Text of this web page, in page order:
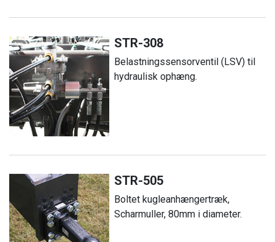
STR-308
Belastningssensorventil (LSV) til
hydraulisk ophæng.
STR-505
Boltet kugleanhængertræk,
Scharmuller, 80mm i diameter.